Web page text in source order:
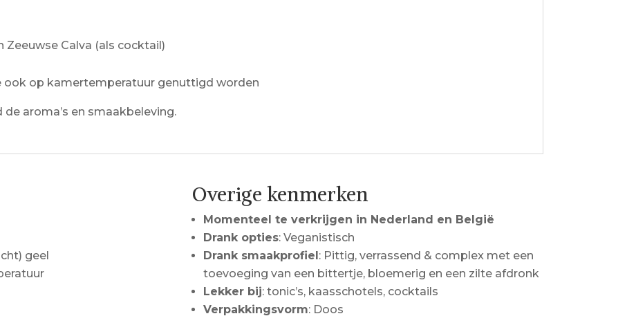
Zeeuwse Calva (als cocktail)
ook op kamertemperatuur genuttigd worden
aroma’s en smaakbeleving.
geel
Overige kenmerken
Momenteel te verkrijgen in Nederland en België
Drank opties: Veganistisch
Drank smaakprofiel : Pittig, verrassend & complex met een
toevoeging van een bittertje, bloemerig en een zilte afdronk
Lekker bij: tonic’s, kaasschotels, cocktails
Verpakkingsvorm: Doos